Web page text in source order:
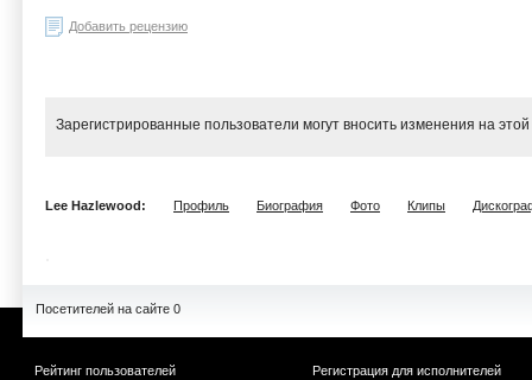
Добавить рецензию
Зарегистрированные пользователи могут вносить изменения на
Lee Hazlewood: Профиль Биография Фото Клипы
Посетителей на сайте 0
Рейтинг пользователей
Регистрация для исполнителей